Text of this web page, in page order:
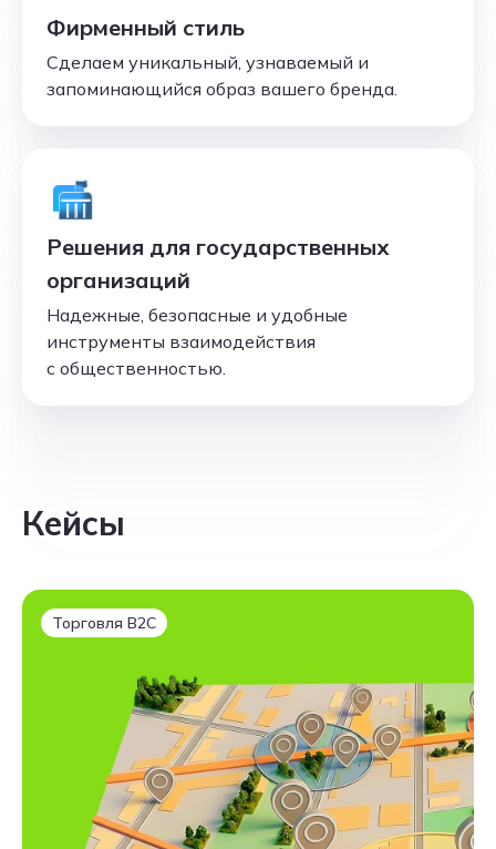
Фирменный стиль
Сделаем уникальный, узнаваемый и
запоминающийся образ вашего бренда.
Решения для государственных
организаций
Надежные, безопасные и удобные
инструменты взаимодействия
с общественностью.
Кейсы
Торговля B2C